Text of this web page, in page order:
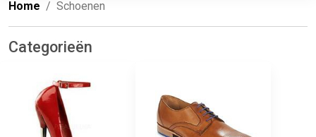
Home Schoenen
Categorieën